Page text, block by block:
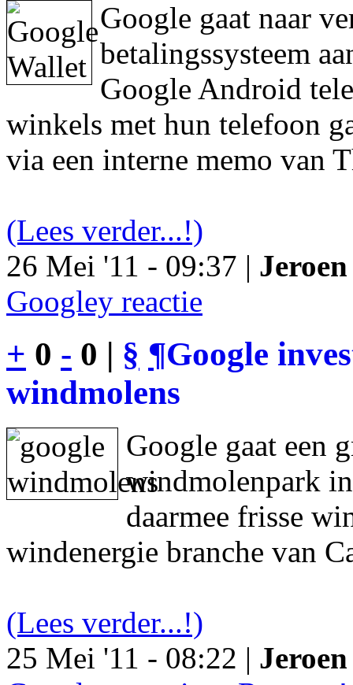
Google gaat naar
betalingssysteem
Google Android
winkels met hun telefoon
via een interne memo van
(Lees verder...!)
26 Mei '11 - 09:37 |
Googley reactie
+ 0 - 0 | § ¶Google
windmolens
Google gaat een
windmolenpark
daarmee frisse
windenergie branche van
(Lees verder...!)
25 Mei '11 - 08:22 |